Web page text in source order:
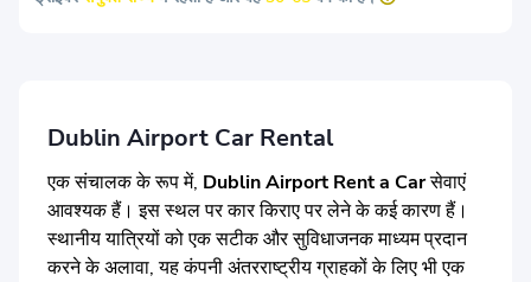
Dublin Airport Car Rental
एक संचालक के रूप में, Dublin Airport Rent a Carसेवाएं
आवश्यक हैं। इस स्थल पर कार किराए पर लेने के कई कारण हैं।
स्थानीय यात्रियों को एक सटीक और सुविधाजनक माध्यम प्रदान
करने के अलावा, यह कंपनी अंतरराष्ट्रीय ग्राहकों के लिए भी एक